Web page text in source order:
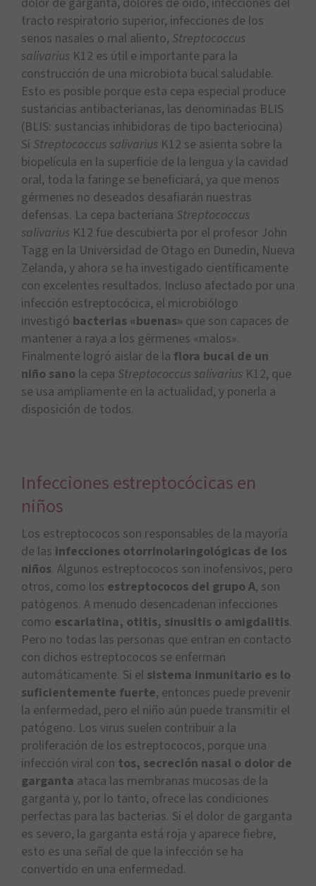
tracto respiratorio superior, infecciones de los
senos nasales o mal aliento, Streptococcus
salivarius K12 es útil e importante para la
construcción de una microbiota bucal saludable.
Esto es posible porque esta cepa especial produce
sustancias antibacterianas, las denominadas BLIS
(BLIS: sustancias inhibidoras de tipo bacteriocina).
Si Streptococcus salivarius K12 se asienta sobre la
biopelícula en la superficie de la lengua y la cavidad
oral, toda la faringe se beneficiará, ya que menos
gérmenes no deseados desafiarán nuestras
defensas. La cepa bacteriana Streptococcus
salivarius K12 fue descubierta por el profesor John
Tagg en la Universidad de Otago en Dunedin, Nueva
Zelanda, y ahora se ha investigado científicamente
con excelentes resultados. Incluso afectado por una
infección estreptocócica, el microbiólogo
investigó bacterias «buenas» que son capaces de
mantener a raya a los gérmenes «malos».
Finalmente logró aislar de la flora bucal de un
niño sano la cepa Streptococcus salivarius K12, que
se usa ampliamente en la actualidad, y ponerla a
disposición de todos.
Infecciones estreptocócicas en
niños
Los estreptococos son responsables de la mayoría
de las infecciones otorrinolaringológicas de los
niños. Algunos estreptococos son inofensivos, pero
otros, como los estreptococos del grupo A, son
patógenos. A menudo desencadenan infecciones
como escarlatina, otitis, sinusitis o amigdalitis.
Pero no todas las personas que entran en contacto
con dichos estreptococos se enferman
automáticamente. Si el sistema inmunitario es lo
suficientemente fuerte, entonces puede prevenir
la enfermedad, pero el niño aún puede transmitir el
patógeno. Los virus suelen contribuir a la
proliferación de los estreptococos, porque una
infección viral con tos, secreción nasal o dolor de
garganta ataca las membranas mucosas de la
garganta y, por lo tanto, ofrece las condiciones
perfectas para las bacterias. Si el dolor de garganta
es severo, la garganta está roja y aparece fiebre,
esto es una señal de que la infección se ha
convertido en una enfermedad.